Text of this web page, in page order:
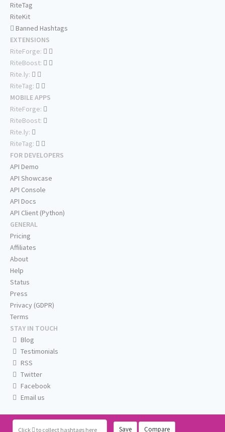
Click to collect hashtags here Save Compare
RiteTag
RiteKit
Banned Hashtags
EXTENSIONS
RiteForge:
RiteBoost:
Rite.ly:
RiteTag:
MOBILE APPS
RiteForge:
RiteBoost:
Rite.ly:
RiteTag:
FOR DEVELOPERS
API Demo
API Showcase
API Console
API Docs
API Client (Python)
GENERAL
Pricing
Affiliates
About
Help
Status
Press
Privacy (GDPR)
Terms
STAY IN TOUCH
Blog
Testimonials
RSS
Twitter
Facebook
Email us